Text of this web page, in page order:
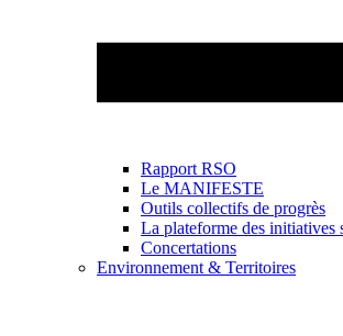
Rapport RSO
Le MANIFESTE
Outils collectifs de progrès
La plateforme des initiatives
Concertations
Environnement & Territoires